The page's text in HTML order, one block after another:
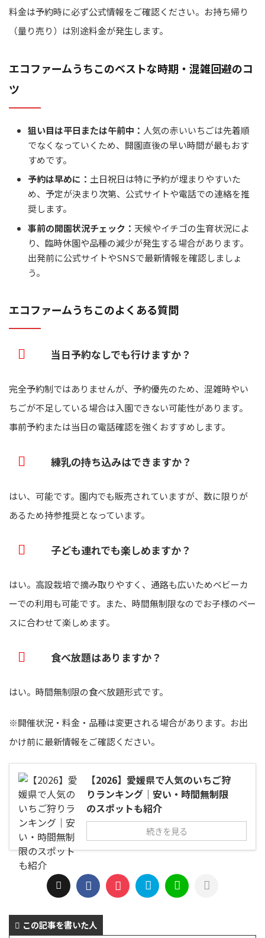
料金は予約時に必ず公式情報をご確認ください。お持ち帰り
（量り売り）は別途料金が発生します。
エコファームうちこのベストな時期・混雑回避のコ
ツ
狙い目は平日または午前中： 人気の赤いいちごは先着順
でなくなっていくため、開園直後の早い時間が最もおす
すめです。
予約は早めに： 土日祝日は特に予約が埋まりやすいた
め、予定が決まり次第、公式サイトや電話での連絡を推
奨します。
事前の開園状況チェック： 天候やイチゴの生育状況によ
り、臨時休園や品種の減少が発生する場合があります。
出発前に公式サイトやSNSで最新情報を確認しましょ
う。
エコファームうちこのよくある質問
当日予約なしでも行けますか？
完全予約制ではありませんが、予約優先のため、混雑時やい
ちごが不足している場合は入園できない可能性があります。
事前予約または当日の電話確認を強くおすすめします。
練乳の持ち込みはできますか？
はい、可能です。園内でも販売されていますが、数に限りが
あるため持参推奨となっています。
子ども連れでも楽しめますか？
はい。高設栽培で摘み取りやすく、通路も広いためベビーカ
ーでの利用も可能です。また、時間無制限なのでお子様のペー
スに合わせて楽しめます。
食べ放題はありますか？
はい。時間無制限の食べ放題形式です。
※開催状況・料金・品種は変更される場合があります。お出
かけ前に最新情報をご確認ください。
【2026】愛媛県で人気のいちご狩
りランキング｜安い・時間無制限
のスポットも紹介
続きを見る
この記事を書いた人